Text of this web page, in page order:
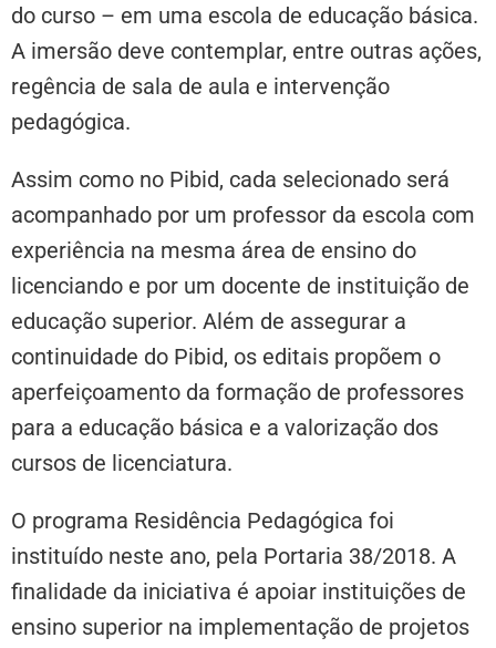
do curso – em uma escola de educação básica.
A imersão deve contemplar, entre outras ações,
regência de sala de aula e intervenção
pedagógica.
Assim como no Pibid, cada selecionado será
acompanhado por um professor da escola com
experiência na mesma área de ensino do
licenciando e por um docente de instituição de
educação superior. Além de assegurar a
continuidade do Pibid, os editais propõem o
aperfeiçoamento da formação de professores
para a educação básica e a valorização dos
cursos de licenciatura.
O programa Residência Pedagógica foi
instituído neste ano, pela Portaria 38/2018. A
finalidade da iniciativa é apoiar instituições de
ensino superior na implementação de projetos